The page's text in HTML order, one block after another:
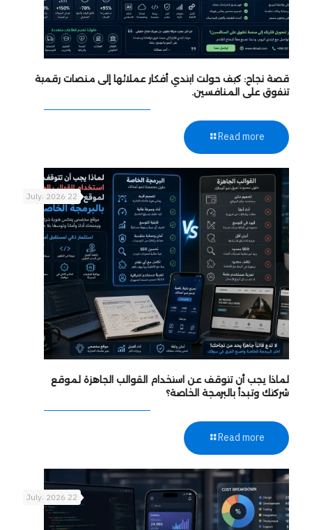
قصة نجاح: كيف حولت ابتدي أفكار عملائها إلى منصات رقمية
تتفوق على المنافسين.
Read more
22 July، 2026
لماذا يجب أن تتوقف عن استخدام القوالب الجاهزة لموقع
شركتك وتبدأ بالبرمجة الخاصة؟
Read more
22 July، 2026